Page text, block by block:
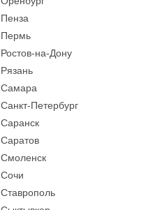
Пенза
Пермь
Ростов-на-Дону
Рязань
Самара
Санкт-Петербург
Саранск
Саратов
Смоленск
Сочи
Ставрополь